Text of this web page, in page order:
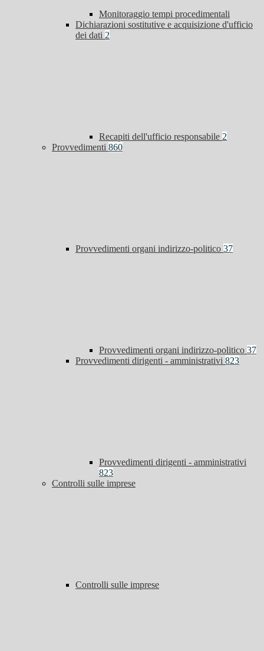
Monitoraggio tempi procedimentali
Dichiarazioni sostitutive e acquisizione d'ufficio
dei dati 2
Recapiti dell'ufficio responsabile 2
Provvedimenti 860
Provvedimenti organi indirizzo-politico 37
Provvedimenti organi indirizzo-politico 37
Provvedimenti dirigenti - amministrativi 823
Provvedimenti dirigenti - amministrativi
823
Controlli sulle imprese
Controlli sulle imprese